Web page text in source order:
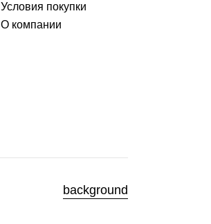
Условия покупки
О компании
background